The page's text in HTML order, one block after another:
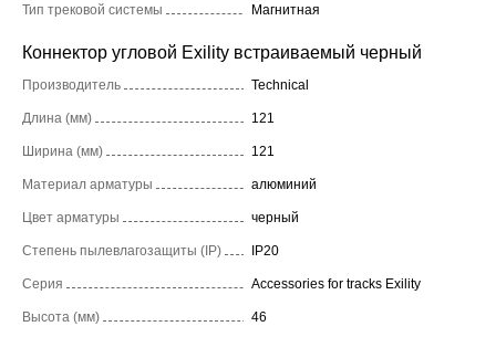
Тип трековой системы Магнитная
Коннектор угловой Exility встраиваемый черный
Производитель Technical
Длина (мм) 121
Ширина (мм) 121
Материал арматуры алюминий
Цвет арматуры черный
Степень пылевлагозащиты (IP) IP20
Серия Accessories for tracks Exility
Высота (мм) 46